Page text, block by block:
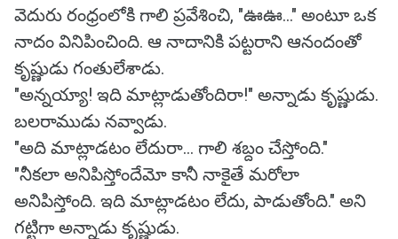
వెదురు రంధ్రంలోకి గాలి ప్రవేశించి, "ఊఊ..." అంటూ ఒక
నాదం వినిపించింది. ఆ నాదానికి పట్టరాని ఆనందంతో
కృష్ణుడు గంతులేశాడు.
"అన్నయ్యా! ఇది మాట్లాడుతోందిరా!" అన్నాడు కృష్ణుడు.
బలరాముడు నవ్వాడు.
"అది మాట్లాడటం లేదురా... గాలి శబ్దం చేస్తోంది."
"నీకలా అనిపిస్తోందేమో కానీ నాకైతే మరోలా
అనిపిస్తోంది. ఇది మాట్లాడటం లేదు, పాడుతోంది." అని
గట్టిగా అన్నాడు కృష్ణుడు.